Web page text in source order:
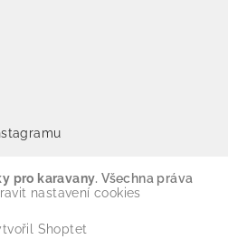
pro karavany. Všechna práva
nastavení cookies
Shoptet